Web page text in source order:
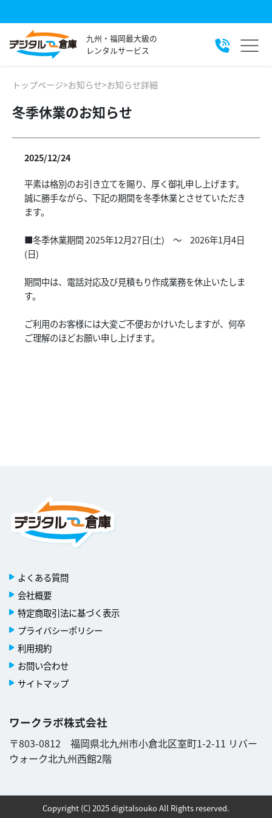
九州・福岡最大級の
レンタルサービス
トップページ>お知らせ>お知らせ詳細
冬季休業のお知らせ
2025/12/24
平素は格別のお引き立てを賜り、厚く御礼申し上げます。
誠に勝手ながら、下記の期間を冬季休業とさせていただき
ます。
■冬季休業期間 2025年12月27日(土) ～ 2026年1月4日
(日)
期間中は、電話対応及び見積もり作成業務を休止いたしま
す。
ご利用のお客様には大変ご不便おかけいたしますが、何卒
ご理解のほどお願い申し上げます。
よくある質問
会社概要
特定商取引法に基づく表示
プライバシーポリシー
利用規約
お問い合わせ
サイトマップ
ワークラボ株式会社
〒803-0812 福岡県北九州市小倉北区室町1-2-11 リバー
ウォーク北九州西館2階
Copyright (C) 2025 digitalsouko All Rights reserved.